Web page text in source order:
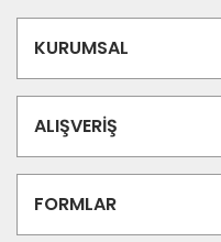
KURUMSAL
ALIŞVERİŞ
FORMLAR